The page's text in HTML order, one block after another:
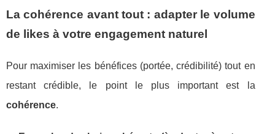
La cohérence avant tout : adapter le volume
de likes à votre engagement naturel
Pour maximiser les bénéfices (portée, crédibilité) tout en
restant crédible, le point le plus important est la
cohérence.